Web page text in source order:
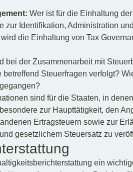
Wer ist für die Einhaltung der
zur Identifikation, Administration und
die Einhaltung von Tax
bei der Zusammenarbeit mit
Steuerfragen verfolgt?
sind für die Staaten, in
zur Haupttätigkeit, den
Ertragsteuern sowie zur
gesetzlichem Steuersatz zu
ein